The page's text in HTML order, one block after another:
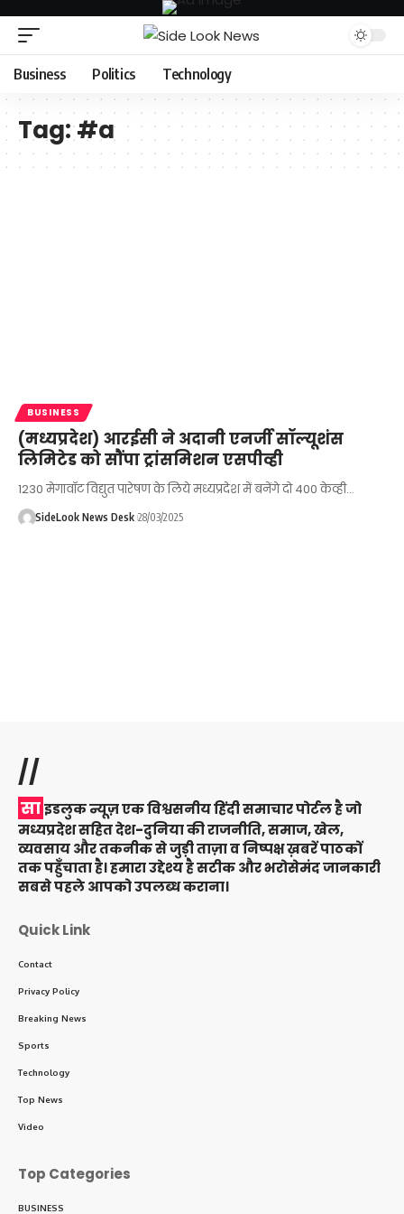
Business Politics Technology
Tag:#a
BUSINESS
(मध्यप्रदेश) आरईसी ने अदानी एनर्जी सॉल्यूशंस
लिमिटेड को सौंपा ट्रांसमिशन एसपीव्ही
1230 मेगावॉट विद्युत पारेषण के लिये मध्यप्रदेश में बनेंगे दो 400 केव्ही…
SideLook News Desk 28/03/2025
//
साइडलुक न्यूज़ एक विश्वसनीय हिंदी समाचार पोर्टल है जो
मध्यप्रदेश सहित देश-दुनिया की राजनीति, समाज, खेल,
व्यवसाय और तकनीक से जुड़ी ताज़ा व निष्पक्ष ख़बरें पाठकों
तक पहुँचाता है। हमारा उद्देश्य है सटीक और भरोसेमंद जानकारी
सबसे पहले आपको उपलब्ध कराना।
Quick Link
Contact
Privacy Policy
Breaking News
Sports
Technology
Top News
Video
Top Categories
BUSINESS